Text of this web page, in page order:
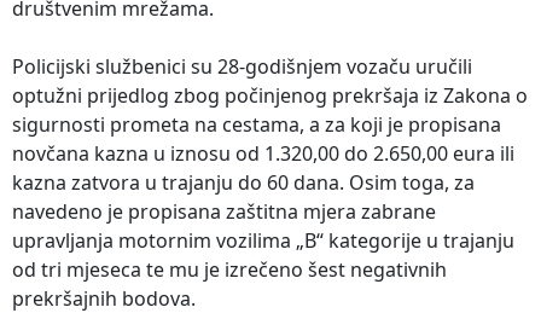
društvenim mrežama.
Policijski službenici su 28-godišnjem vozaču uručili
optužni prijedlog zbog počinjenog prekršaja iz Zakona o
sigurnosti prometa na cestama, a za koji je propisana
novčana kazna u iznosu od 1.320,00 do 2.650,00 eura ili
kazna zatvora u trajanju do 60 dana. Osim toga, za
navedeno je propisana zaštitna mjera zabrane
upravljanja motornim vozilima „B“ kategorije u trajanju
od tri mjeseca te mu je izrečeno šest negativnih
prekršajnih bodova.